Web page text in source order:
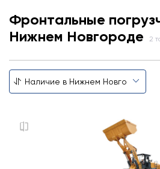
Фронтальные
Нижнем Новгороде
2